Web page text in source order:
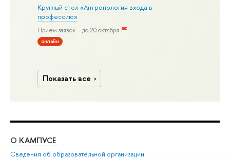
Круглый стол «Антропология входа в
профессию»
Прием заявок – до 20 октября
онлайн
Показать все
О КАМПУСЕ
Сведения об образовательной организации